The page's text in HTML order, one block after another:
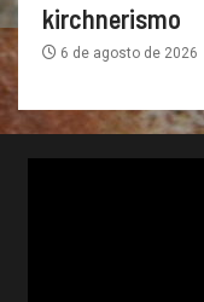
kirchnerismo
6 de agosto de 2026